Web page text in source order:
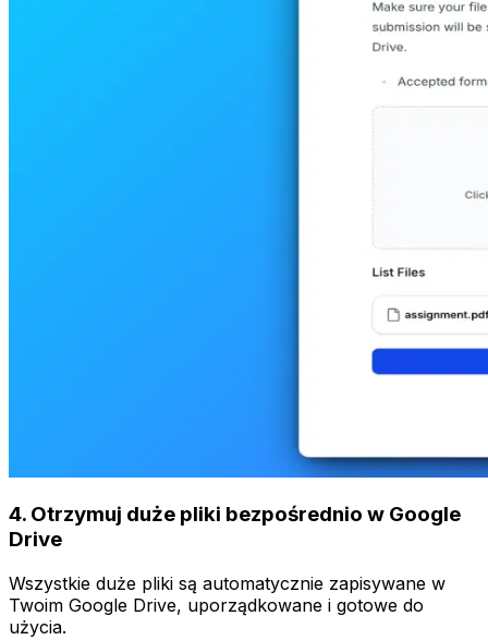
4. Otrzymuj duże pliki bezpośrednio w Google
Drive
Wszystkie duże pliki są automatycznie zapisywane w
Twoim Google Drive, uporządkowane i gotowe do
użycia.